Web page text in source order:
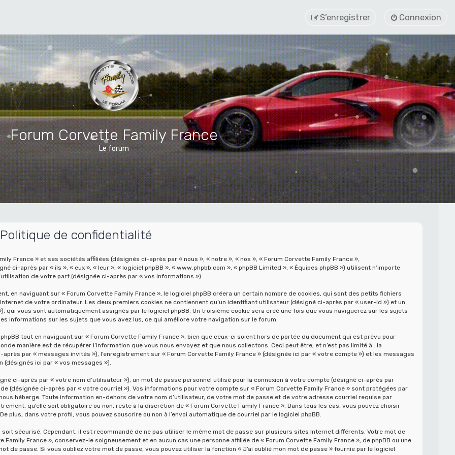
Connexion
S’enregistrer
Forum Corvette Family France
Le forum
de confidentialité
France » et ses sociétés affiliées (désignés ci-après par « nous », « notre », « nos », « Forum Corvette Family France »,
après par « ils », « eux », « leur », « logiciel phpBB », « www.phpbb.com », « phpBB Limited », « Équipes phpBB ») utilisent n’importe
de votre part (désignée ci-après par « vos informations »).
en naviguant sur « Forum Corvette Family France », le logiciel phpBB créera un certain nombre de cookies, qui sont des petits fichiers
de votre ordinateur. Les deux premiers cookies ne contiennent qu’un identifiant utilisateur (désigné ci-après par « user-id ») et un
vous sont automatiquement assignés par le logiciel phpBB. Un troisième cookie sera créé une fois que vous naviguerez sur les sujets
informations sur les sujets que vous avez lus, ce qui améliore votre navigation sur le forum.
tout en naviguant sur « Forum Corvette Family France », bien que ceux-ci soient hors de portée du document qui est prévu pour
manière est de récupérer l’information que vous nous envoyez et que nous collectons. Ceci peut être, et n’est pas limité à : la
par « messages invités »), l’enregistrement sur « Forum Corvette Family France » (désignée ici par « votre compte ») et les messages
(désignés ici par « vos messages »).
ci-après par « votre nom d’utilisateur »), un mot de passe personnel utilisé pour la connexion à votre compte (désigné ci-après par
(désignée ci-après par « votre courriel »). Vos informations pour votre compte sur « Forum Corvette Family France » sont protégées par
héberge. Toute information en-dehors de votre nom d’utilisateur, de votre mot de passe et de votre adresse courriel requise par
qu’elle soit obligatoire ou non, reste à la discrétion de « Forum Corvette Family France ». Dans tous les cas, vous pouvez choisir
plus, dans votre profil, vous pouvez souscrire ou non à l’envoi automatique de courriel par le logiciel phpBB.
sécurisé. Cependant, il est recommandé de ne pas utiliser le même mot de passe sur plusieurs sites Internet différents. Votre mot de
France », conservez-le soigneusement et en aucun cas une personne affiliée de « Forum Corvette Family France », de phpBB ou une
de passe. Si vous oubliez votre mot de passe, vous pouvez utiliser la fonction « J’ai oublié mon mot de passe » fournie par le logiciel